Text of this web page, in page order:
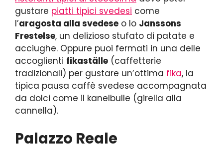
gustare piatti tipici svedesi come
l’aragosta alla svedese o lo Janssons
Frestelse, un delizioso stufato di patate e
acciughe. Oppure puoi fermati in una delle
accoglienti fikaställe (caffetterie
tradizionali) per gustare un’ottima fika, la
tipica pausa caffè svedese accompagnata
da dolci come il kanelbulle (girella alla
cannella).
Palazzo Reale